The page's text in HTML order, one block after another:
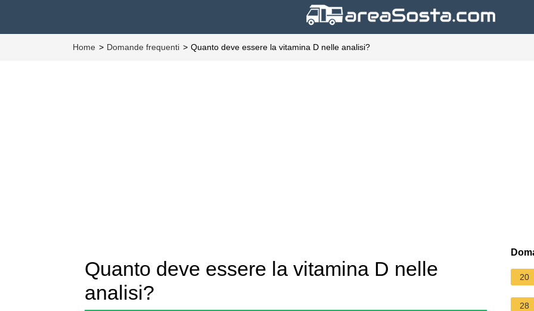
Home Domande frequenti Quanto deve essere la vitamina D nelle analisi?
Quanto deve essere la vitamina D nelle
analisi?
20
28